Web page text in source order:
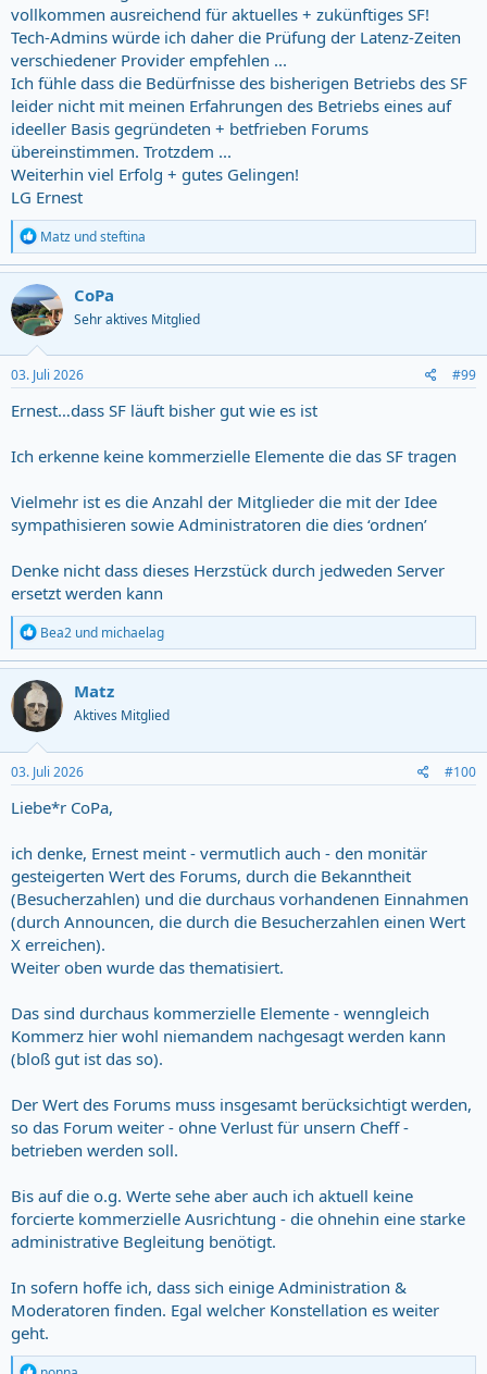
vollkommen ausreichend für aktuelles + zukünftiges SF!
Tech-Admins würde ich daher die Prüfung der Latenz-Zeiten
verschiedener Provider empfehlen ...
Ich fühle dass die Bedürfnisse des bisherigen Betriebs des SF
leider nicht mit meinen Erfahrungen des Betriebs eines auf
ideeller Basis gegründeten + betfrieben Forums
übereinstimmen. Trotzdem ...
Weiterhin viel Erfolg + gutes Gelingen!
LG Ernest
R
e
a
c
t
i
o
n
s
:
Matz undsteftina
CoPa
Sehr aktives Mitglied
03. Juli 2026 #99
Ernest…dass SF läuft bisher gut wie es ist
Ich erkenne keine kommerzielle Elemente die das SF tragen
Vielmehr ist es die Anzahl der Mitglieder die mit der Idee
sympathisieren sowie Administratoren die dies ‘ordnen’
Denke nicht dass dieses Herzstück durch jedweden Server
ersetzt werden kann
R
e
a
c
t
i
o
n
s
:
Bea2 und michaelag
Matz
Aktives Mitglied
03. Juli 2026 #100
Liebe*r CoPa,
ich denke, Ernest meint - vermutlich auch - den monitär
gesteigerten Wert des Forums, durch die Bekanntheit
(Besucherzahlen) und die durchaus vorhandenen Einnahmen
(durch Announcen, die durch die Besucherzahlen einen Wert
X erreichen).
Weiter oben wurde das thematisiert.
Das sind durchaus kommerzielle Elemente - wenngleich
Kommerz hier wohl niemandem nachgesagt werden kann
(bloß gut ist das so).
Der Wert des Forums muss insgesamt berücksichtigt werden,
so das Forum weiter - ohne Verlust für unsern Cheff -
betrieben werden soll.
Bis auf die o.g. Werte sehe aber auch ich aktuell keine
forcierte kommerzielle Ausrichtung - die ohnehin eine starke
administrative Begleitung benötigt.
In sofern hoffe ich, dass sich einige Administration &
Moderatoren finden. Egal welcher Konstellation es weiter
geht.
R